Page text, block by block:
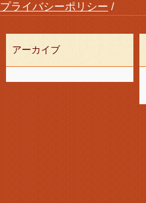
プライバシーポリシー
アーカイブ